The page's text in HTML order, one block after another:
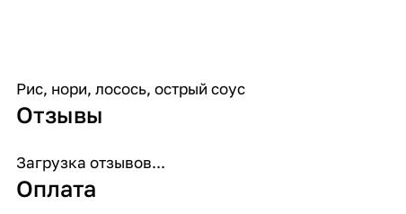
Рис, нори, лосось, острый соус
Отзывы
Загрузка отзывов...
Оплата